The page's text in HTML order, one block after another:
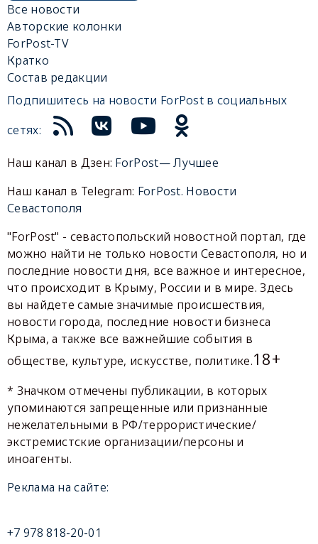
Все новости
Авторские колонки
ForPost-TV
Кратко
Состав редакции
Подпишитесь на новости ForPost в социальных
сетях:
Наш канал в Дзен: ForPost— Лучшее
Наш канал в Telegram: ForPost. Новости
Севастополя
"ForPost" - севастопольский новостной портал, где
можно найти не только новости Севастополя, но и
последние новости дня, все важное и интересное,
что происходит в Крыму, России и в мире. Здесь
вы найдете самые значимые происшествия,
новости города, последние новости бизнеса
Крыма, а также все важнейшие события в
обществе, культуре, искусстве, политике.18+
* Значком отмечены публикации, в которых
упоминаются запрещенные или признанные
нежелательными в РФ/террористические/
экстремистские организации/персоны и
иноагенты.
Реклама на сайте:
+7 978 818-20-01